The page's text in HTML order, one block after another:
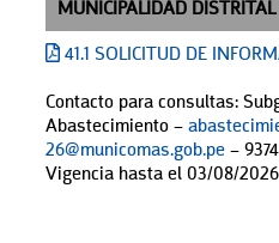
MUNICIPALIDAD
41.1 SOLICITUD DE
Contacto para consultas:
Abastecimiento –
26@municomas.gob.pe –
Vigencia hasta el 03/08/2026